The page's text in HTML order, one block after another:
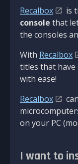
Recalbox is
console that
the consoles
With Recalbox
titles that have
with ease!
Recalbox
on your PC
I want to